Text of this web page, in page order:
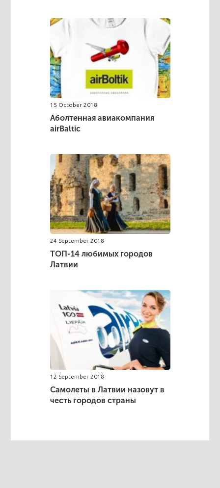
15 October 2018
Аболтенная авиакомпания
airBaltic
24 September 2018
ТОП-14 любимых городов
Латвии
12 September 2018
Самолеты в Латвии назовут в
честь городов страны